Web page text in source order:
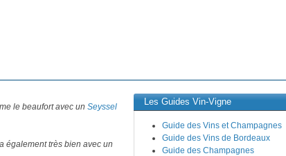
le beaufort avec un Seyssel
également très bien avec un
Les Guides Vin-Vigne
Guide des Vins et Champagnes
Guide des Vins de Bordeaux
Guide des Champagnes